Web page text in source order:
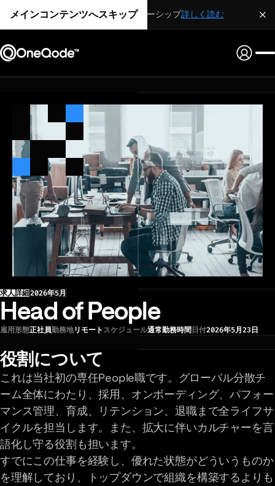
メインコンテンツへスキップ
戦略的パートナーシップ詳しく読む
求人詳細2026年5月
Head of People
雇用形態正社員勤務地リモートスケジュール通常勤務時間日付2026年5月23日
役割について
これは当社初の専任People職です。グローバル分散チ
ーム全体にわたり、採用、オンボーディング、パフォー
マンス管理、育成、リテンション、退職まで全ライフサ
イクルを担当します。また、拡大に伴いカルチャーを言
語化し守る役割も担います。
すでにこの仕事を経験し、優れた状態がどういうものか
を理解しており、トップダウンで組織を構築するよりも